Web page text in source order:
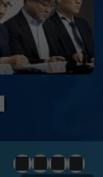
2.86(하락)
0.004(상승)
6.1000(하락)
정지이전다음일일경